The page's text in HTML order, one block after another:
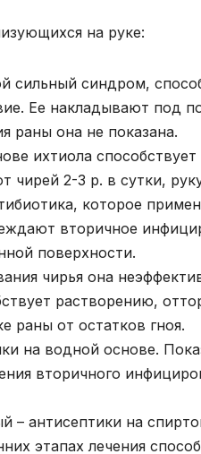
на руке:
сильный синдром,
Ее накладывают под
раны она не показана.
ихтиола
чирей 2-3 р. в сутки,
которое
вторичное
поверхности.
чирья она
растворению,
раны от остатков гноя.
на водной основе.
вторичного
– антисептики на
этапах лечения